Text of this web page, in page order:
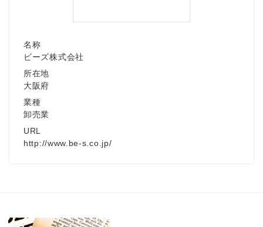
名称
ビーズ株式会社
所在地
大阪府
業種
卸売業
URL
http://www.be-s.co.jp/